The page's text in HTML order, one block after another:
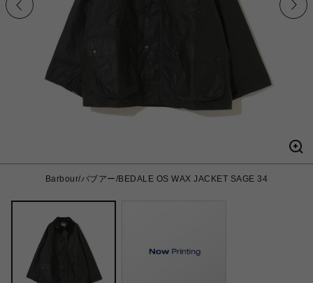
Barbour/バブアー/BEDALE OS WAX JACKET SAGE 34